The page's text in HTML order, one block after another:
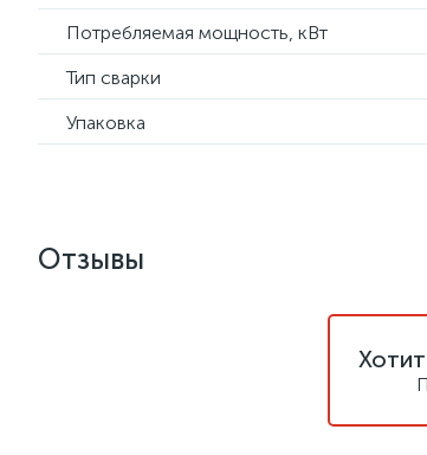
Потребляемая мощность, кВт
Тип сварки
Упаковка
Отзывы